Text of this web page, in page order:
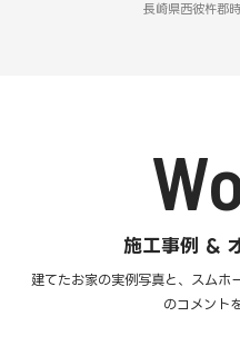
長崎県西彼杵郡
施工事例 &
建てたお家の実例写真と、スムホ
のコメント